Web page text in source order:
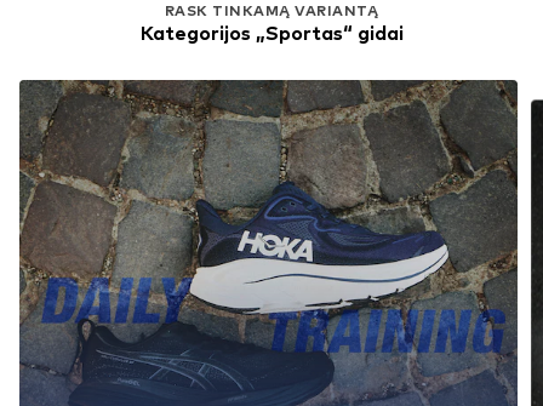
RASK TINKAMĄ VARIANTĄ
Kategorijos „Sportas“ gidai